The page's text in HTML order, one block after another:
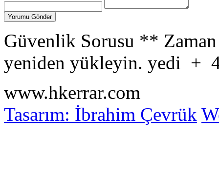
Güvenlik Sorusu **
yeniden yükleyin. yedi +
www.hkerrar.com
Tasarım: İbrahim Çevrük